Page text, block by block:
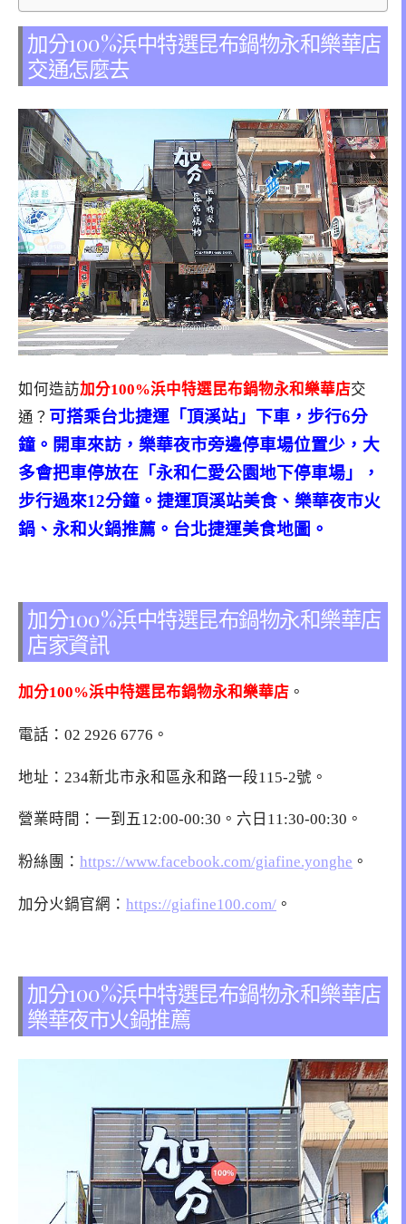
加分100%浜中特選昆布鍋物永和樂華店
交通怎麼去
如何造訪加分100%浜中特選昆布鍋物永和樂華店交
通？ 可搭乘台北捷運「頂溪站」下車，步行6分
鐘。開車來訪，樂華夜市旁邊停車場位置少，大
多會把車停放在「永和仁愛公園地下停車場」，
步行過來12分鐘。捷運頂溪站美食、樂華夜市火
鍋、永和火鍋推薦。台北捷運美食地圖。
加分100%浜中特選昆布鍋物永和樂華店
店家資訊
加分100%浜中特選昆布鍋物永和樂華店 。
電話： 02 2926 6776 。
地址：234新北市永和區永和路一段115-2號。
營業時間：一到五12:00-00:30。六日11:30-00:30。
粉絲團： https://www.facebook.com/giafine.yonghe 。
加分火鍋官網： https://giafine100.com/ 。
加分100%浜中特選昆布鍋物永和樂華店
樂華夜市火鍋推薦